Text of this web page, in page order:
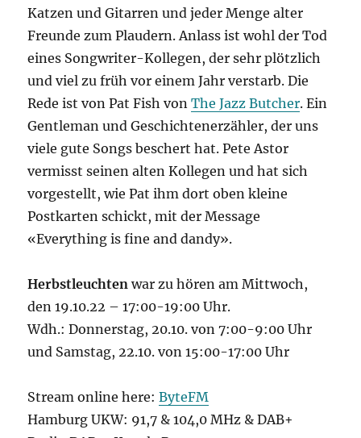
Katzen und Gitarren und jeder Menge alter
Freunde zum Plaudern. Anlass ist wohl der Tod
eines Songwriter-Kollegen, der sehr plötzlich
und viel zu früh vor einem Jahr verstarb. Die
Rede ist von Pat Fish vonThe Jazz Butcher. Ein
Gentleman und Geschichtenerzähler, der uns
viele gute Songs beschert hat. Pete Astor
vermisst seinen alten Kollegen und hat sich
vorgestellt, wie Pat ihm dort oben kleine
Postkarten schickt, mit der Message
«Everything is fine and dandy».
Herbstleuchten war zu hören am Mittwoch,
den 19.10.22 – 17:00-19:00 Uhr.
Wdh.: Donnerstag, 20.10. von 7:00-9:00 Uhr
und Samstag, 22.10. von 15:00-17:00 Uhr
Stream online here:ByteFM
Hamburg UKW: 91,7 & 104,0 MHz & DAB+